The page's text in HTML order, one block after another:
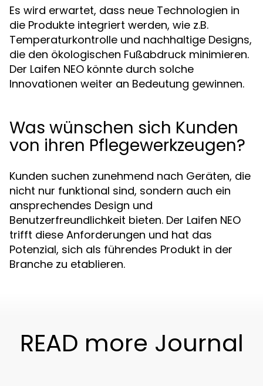
Es wird erwartet, dass neue Technologien in
die Produkte integriert werden, wie z.B.
Temperaturkontrolle und nachhaltige Designs,
die den ökologischen Fußabdruck minimieren.
Der Laifen NEO könnte durch solche
Innovationen weiter an Bedeutung gewinnen.
Was wünschen sich Kunden
von ihren Pflegewerkzeugen?
Kunden suchen zunehmend nach Geräten, die
nicht nur funktional sind, sondern auch ein
ansprechendes Design und
Benutzerfreundlichkeit bieten. Der Laifen NEO
trifft diese Anforderungen und hat das
Potenzial, sich als führendes Produkt in der
Branche zu etablieren.
READ more Journal